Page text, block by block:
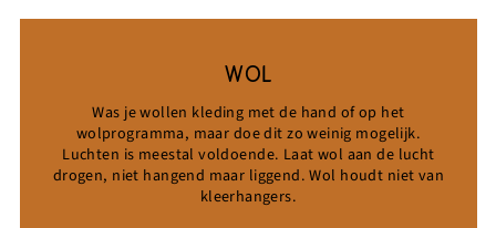
WOL
Was je wollen kleding met de hand of op het
wolprogramma, maar doe dit zo weinig mogelijk.
Luchten is meestal voldoende. Laat wol aan de lucht
drogen, niet hangend maar liggend. Wol houdt niet van
kleerhangers.